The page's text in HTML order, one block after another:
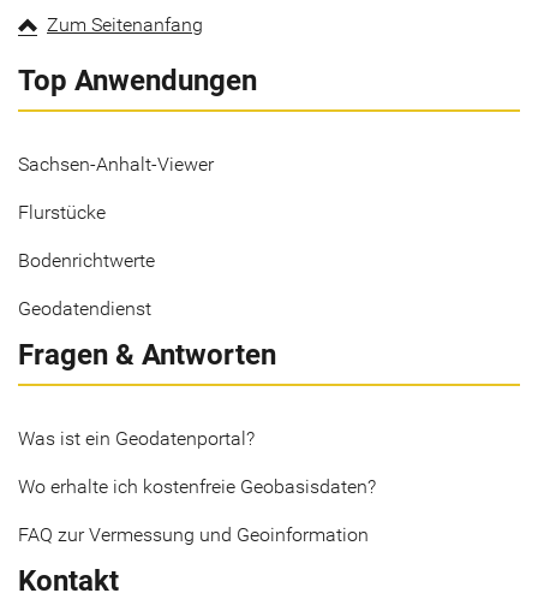
Zum Seitenanfang
Top Anwendungen
Sachsen-Anhalt-Viewer
Flurstücke
Bodenrichtwerte
Geodatendienst
Fragen & Antworten
Was ist ein Geodatenportal?
Wo erhalte ich kostenfreie Geobasisdaten?
FAQ zur Vermessung und Geoinformation
Kontakt